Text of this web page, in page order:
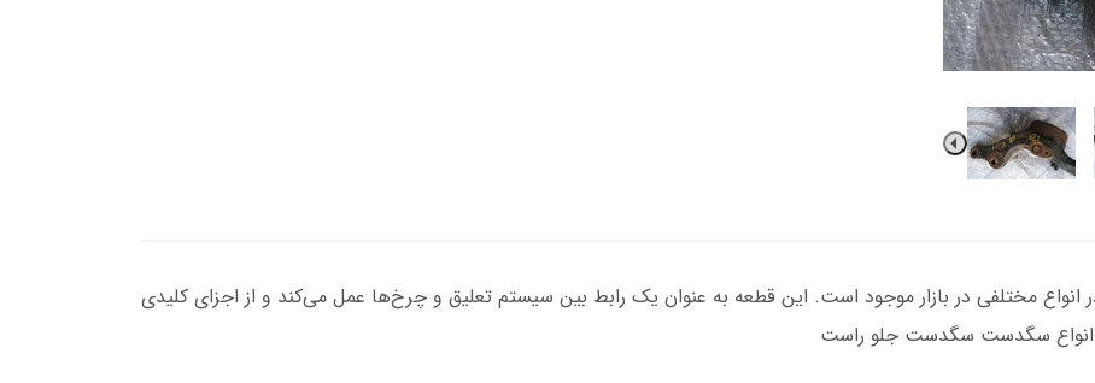
کیا اپتیما برای مدل‌های 2010 و 2015 در انواع مختلفی در بازار موجود است. این قطعه به عنوان یک رابط بین سیستم تعلیق و چرخ‌ها عمل می‌کند و از اجزای کلیدی
سگدست سگدست جلو راست